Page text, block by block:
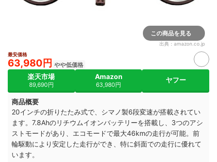
この商品を見る
出典： amazon.co.jp
最安価格
63,980円 やや低価格
楽天市場
89,690円
Amazon
63,980円
ヤフー
商品概要
20インチの折りたたみ式で、シマノ製6段変速が搭載されてい
ます。7.8Ahのリチウムイオンバッテリーを搭載し、3つのアシ
ストモードがあり、エコモードで最大46kmの走行が可能。前
輪駆動により安定した走行ができ、特に斜面での走行に優れて
います。